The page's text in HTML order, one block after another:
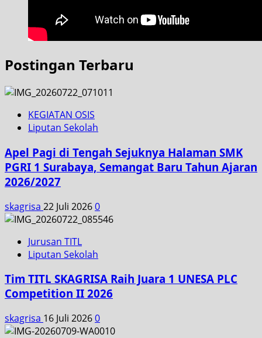
Postingan Terbaru
KEGIATAN OSIS
Liputan Sekolah
Apel Pagi di Tengah Sejuknya Halaman SMK
PGRI 1 Surabaya, Semangat Baru Tahun Ajaran
2026/2027
skagrisa 22 Juli 20260
Jurusan TITL
Liputan Sekolah
Tim TITL SKAGRISA Raih Juara 1 UNESA PLC
Competition II 2026
skagrisa 16 Juli 20260